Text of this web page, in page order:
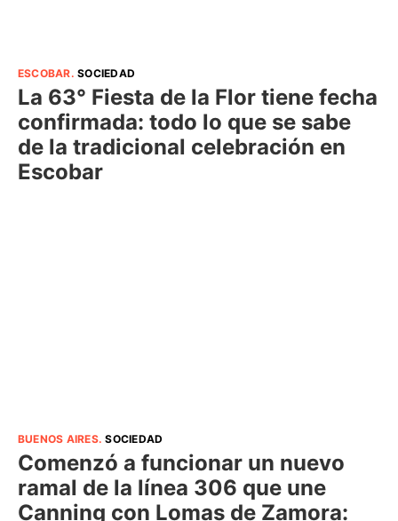
ESCOBAR.SOCIEDAD
La 63° Fiesta de la Flor tiene fecha
confirmada: todo lo que se sabe
de la tradicional celebración en
Escobar
BUENOS AIRES.SOCIEDAD
Comenzó a funcionar un nuevo
ramal de la línea 306 que une
Canning con Lomas de Zamora: